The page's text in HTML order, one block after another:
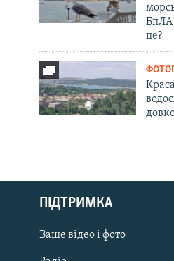
Русский
Qırımtatar
ДОЛУЧАЙСЯ!
БпЛА
це?
ПІДТРИМКА
Ваше відео і фото